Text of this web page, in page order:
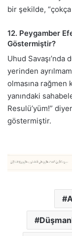
bir şekilde,
12. Peygamber
Göstermiştir?
Uhud Savaşı’nda
yerinden
olmasına rağmen
yanındaki
Resulü’yüm!”
göstermiştir.